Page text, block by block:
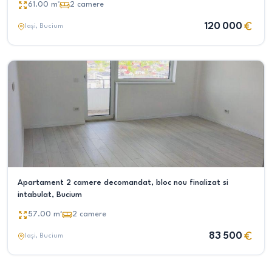
61.00 m² 2 camere
Iași, Bucium 120 000
Apartament 2 camere decomandat, bloc nou finalizat si
intabulat, Bucium
57.00 m² 2 camere
Iași, Bucium 83 500